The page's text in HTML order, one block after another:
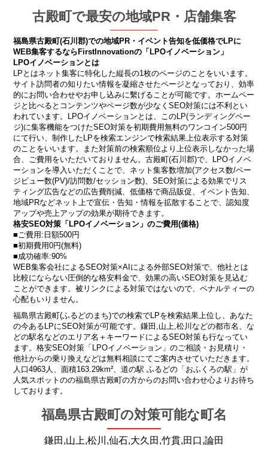
古殿町で最安の地域PR・店舗集客
福島県古殿町(石川郡)での地域PR・イベント告知を低価格でLPに
WEB集客するならFirstInnovationの「LPOイノベーション」
LPOイノベーションとは
LPとはネット集客に特化した縦長の1枚のページのことをいいます。
サイト訪問者の知りたい情報を凝縮させたページとなっており、効率
的にお問い合わせやお申し込みに繫げることが可能です。ホームペー
ジと比べるとコンテンツやページ数が少なくSEO対策には不利とい
われています。LPOイノベーションとは、このLP(ランディングペー
ジ)に集客機能をつけたSEO対策を初期費用無料のワンコイン500円
にて行い、制作したLPを検索エンジンで検索結果上位表示する対策
のことをいいます。また対策前の検索順位より上位表示しなかった場
合、ご費用をいただいておりません。古殿町(石川郡)で、LPOイノベ
ーションを導入いただくことで、ネット集客数増加(アクセス数/ペー
ジビュー数(PV)/訪問数/セッション数)、SEO対策による効果でリス
ティング広告などの広告費削減、低価格で商品販促、イベント告知、
地域PRなどネット上で宣伝・告知・情報を拡散することで、認知度
アップや売上アップの効果が期待できます。
格安SEO対策「LPOイノベーション」のご費用(価格)
■ご費用:日額500円
■初期費用0円(無料)
■成功確率:90%
WEB集客会社によるSEO対策×AIによる外部SEO対策で、他社とは
比較にならない圧倒的な格安料金で、効果の高いSEO対策を見込む
ことができます。被リンクによる対策ではないので、ペナルティーの
心配もいりません。
福島県古殿町(ふるどのまち)での検索でLPを検索結果上位し、あなた
の今あるLPにSEO対策が可能です。鎌田,山上,松川などの都市名、な
どの駅名などのエリア名＋キーワードによるSEO対策も行なってい
ます。格安SEO対策「LPOイノベーション」のご相談・お見積り・
他社からの乗り換えなどは無料相談にてご案内させていただきます。
人口4963人、面積163.29km²、道の駅 ふるどの「おふくろの駅」が
人気スポットのの福島県古殿町の方からのお問い合わせ心よりお待ち
しております。
福島県古殿町の対策可能な町名
鎌田,山上,松川,仙石,大久田,竹貫,田口,論田